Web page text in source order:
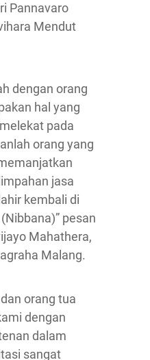
Pannavaro
Mendut
dengan orang
hal yang
pada
orang yang
jasa
kembali di
pesan
Mahathera,
Malang.
orang tua
dengan
dalam
sangat